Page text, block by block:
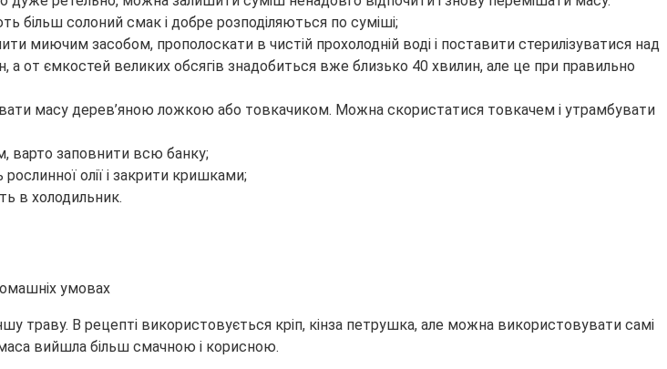
більш солоний смак і добре розподіляються по суміші;
миючим засобом, прополоскати в чистій прохолодній воді і поставити стерилізуватися над
от ємкостей великих обсягів знадобиться вже близько 40 хвилин, але це при правильно
масу дерев’яною ложкою або товкачиком. Можна скористатися товкачем і утрамбувати
варто заповнити всю банку;
олії і закрити кришками;
в холодильник.
траву. В рецепті використовується кріп, кінза петрушка, але можна використовувати самі
вийшла більш смачною і корисною.